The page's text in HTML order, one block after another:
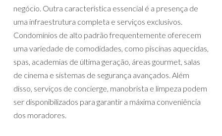
negócio. Outra característica essencial é a presença de
uma infraestrutura completa e serviços exclusivos.
Condomínios de alto padrão frequentemente oferecem
uma variedade de comodidades, como piscinas aquecidas,
spas, academias de última geração, áreas gourmet, salas
de cinema e sistemas de segurança avançados. Além
disso, serviços de concierge, manobrista e limpeza podem
ser disponibilizados para garantir a máxima conveniência
dos moradores.